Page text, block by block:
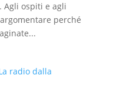
Agli ospiti e agli
perché